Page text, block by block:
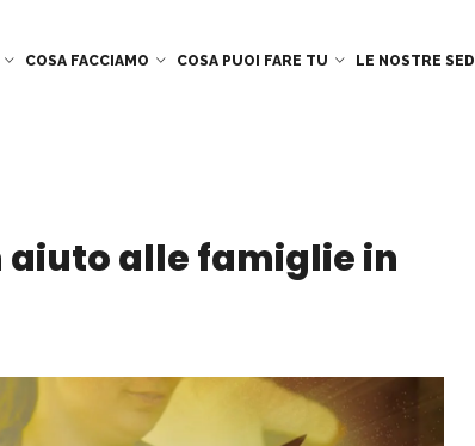
COSA FACCIAMO COSA PUOI FARE TU LE NOSTRE SEDI
aiuto alle famiglie in